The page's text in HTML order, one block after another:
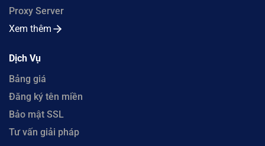
Proxy Server
Xem thêm
Dịch Vụ
Bảng giá
Đăng ký tên miền
Bảo mật SSL
Tư vấn giải pháp